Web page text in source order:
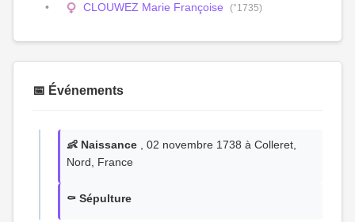
CLOUWEZ Marie Françoise (°1735)
📅 Événements
👶 Naissance , 02 novembre 1738 à Colleret,
Nord, France
⚰️ Sépulture